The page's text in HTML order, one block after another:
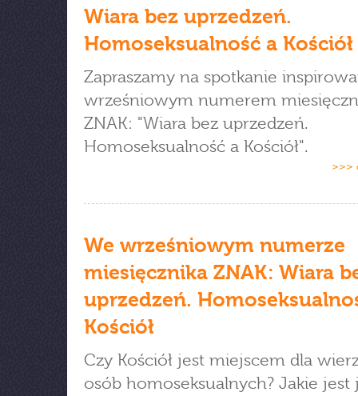
Wiara bez uprzedzeń.
Homoseksualność a Kościół
Zapraszamy na spotkanie
wrześniowym numerem
ZNAK: "Wiara bez uprzedzeń.
Homoseksualność a Kościół".
>>>
We wrześniowym numerze
miesięcznika ZNAK: Wiara
uprzedzeń.
Kościół
Czy Kościół jest miejscem dla
osób homoseksualnych? Jakie jest